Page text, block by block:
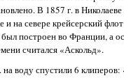
В 1857 г. в
на севере крейсерский
построен во Франции, а
считался «Аскольд».
на воду спустили 6